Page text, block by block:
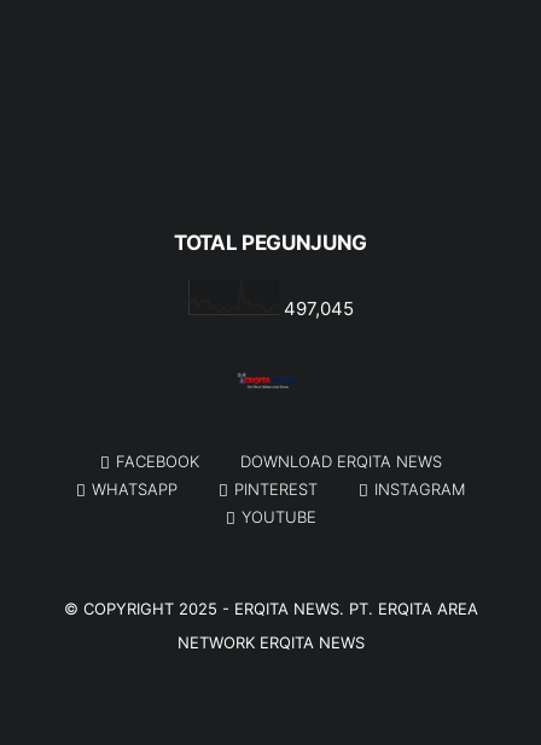
TOTAL PEGUNJUNG
497,045
FACEBOOK
DOWNLOAD ERQITA NEWS
WHATSAPP
PINTEREST
INSTAGRAM
YOUTUBE
© COPYRIGHT 2025 - ERQITA NEWS. PT. ERQITA AREA
NETWORK ERQITA NEWS